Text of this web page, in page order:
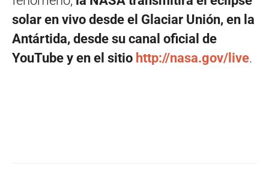
solar en vivo desde el Glaciar Unión, en la
Antártida, desde su canal oficial de
YouTube y en el sitio http://nasa.gov/live.